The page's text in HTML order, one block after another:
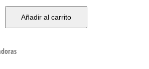
Añadir al carrito